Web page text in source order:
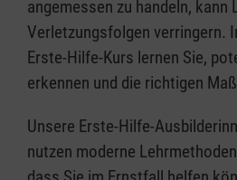
angemessen zu handeln, kann
Verletzungsfolgen verringern.
Erste-Hilfe-Kurs lernen Sie,
erkennen und die richtigen
Unsere Erste-Hilfe-
nutzen moderne